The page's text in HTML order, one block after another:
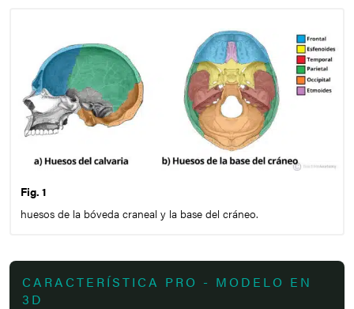
Fig. 1
huesos de la bóveda craneal y la base del cráneo.
CARACTERÍSTICA PRO - MODELO EN
3D